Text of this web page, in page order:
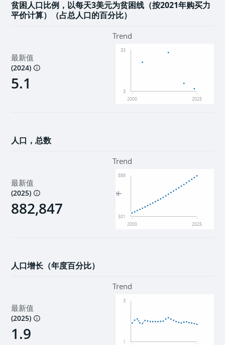
贫困人口比例，以每天3美元为贫困线（按2021年购买力
平价计算）（占总人口的百分比）
最新值
(2024)
5.1
Trend
2000 2025
3
33
人口，总数
最新值
(2025)
882,847
Trend
2000 2025
千
501
886
人口增长（年度百分比）
最新值
(2025)
1.9
Trend
1
3